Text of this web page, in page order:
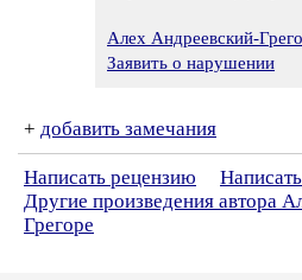
Алех Андреевский-
Заявить о нарушении
+ добавить замечания
Написать рецензию
Другие произведения автора
Грегоре